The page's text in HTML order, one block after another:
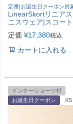
定番|お誕生日クーポン対
LinearSkortリニア
ニスウェア|スコー
定価 ¥17,380税込
カートに入れる
インナーショーツ付
お誕生日クーポン
XS